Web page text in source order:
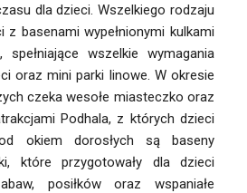
dla dzieci. Wszelkiego rodzaju
basenami wypełnionymi kulkami
spełniające wszelkie wymagania
oraz mini parki linowe. W okresie
czeka wesołe miasteczko oraz
Podhala, z których dzieci
okiem dorosłych są baseny
które przygotowały dla dzieci
posiłków oraz wspaniałe